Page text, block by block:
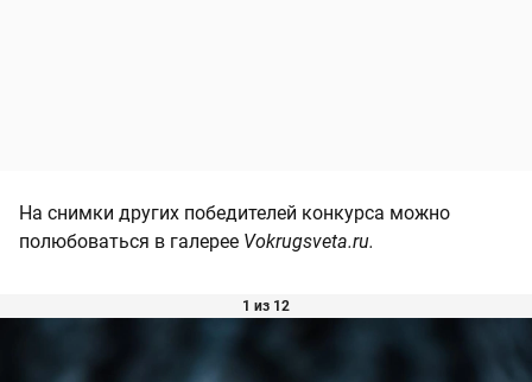
На снимки других победителей конкурса можно
полюбоваться в галерее Vokrugsveta.ru.
1 из 12